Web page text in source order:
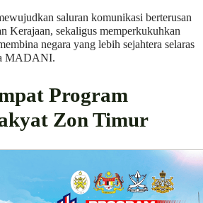
saluran komunikasi berterusan
Kerajaan, sekaligus memperkukuhkan
negara yang lebih sejahtera selaras
MADANI.
Program
Zon Timur